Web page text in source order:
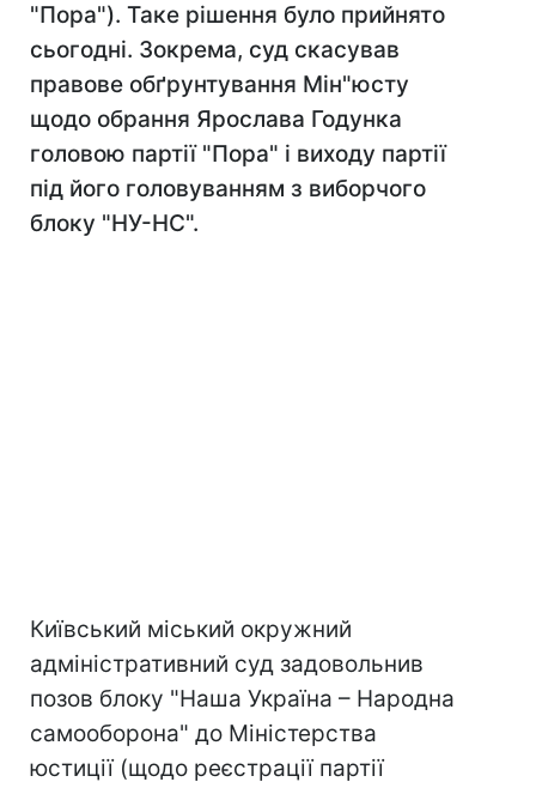
"Пора"). Таке рішення було прийнято
сьогодні. Зокрема, суд скасував
правове обґрунтування Мін"юсту
щодо обрання Ярослава Годунка
головою партії "Пора" і виходу партії
під його головуванням з виборчого
блоку "НУ-НС".
Київський міський окружний
адміністративний суд задовольнив
позов блоку "Наша Україна – Народна
самооборона" до Міністерства
юстиції (щодо реєстрації партії